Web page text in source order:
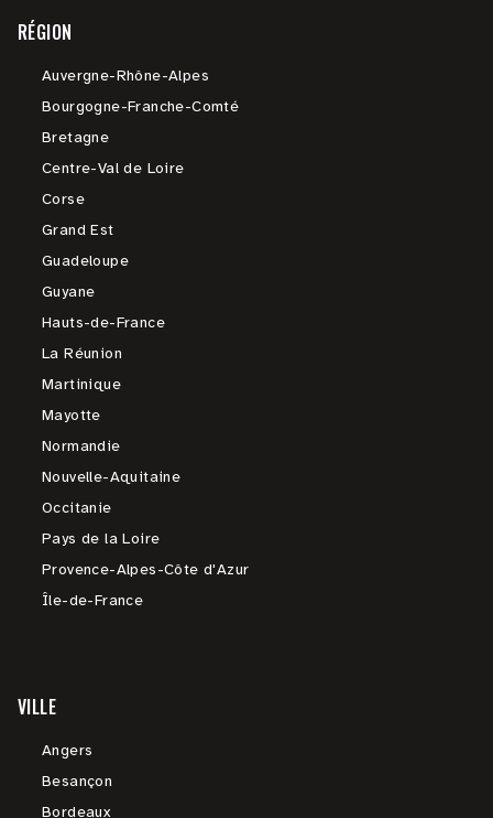
RÉGION
Auvergne-Rhône-Alpes
Bourgogne-Franche-Comté
Bretagne
Centre-Val de Loire
Corse
Grand Est
Guadeloupe
Guyane
Hauts-de-France
La Réunion
Martinique
Mayotte
Normandie
Nouvelle-Aquitaine
Occitanie
Pays de la Loire
Provence-Alpes-Côte d'Azur
Île-de-France
VILLE
Angers
Besançon
Bordeaux